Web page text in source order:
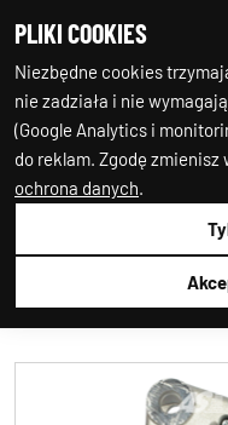
PLIKI COOKIES
Niezbędne cookies
nie zadziała i nie
(Google Analytics i
do reklam. Zgodę
ochrona danych.
AS-PL
A0264